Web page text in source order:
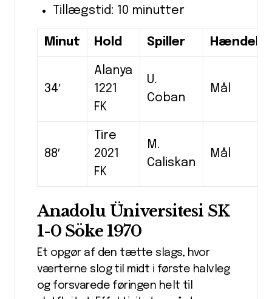
Tillægstid: 10 minutter
Minut Hold Spiller
34′
Alanya
1221
FK
U.
Coban
Mål
88′
Tire
2021
FK
M.
Caliskan
Mål
Anadolu Üniversitesi SK
1-0 Söke 1970
Et opgør af den tætte slags, hvor
værterne slog til midt i første halvleg
og forsvarede føringen helt til